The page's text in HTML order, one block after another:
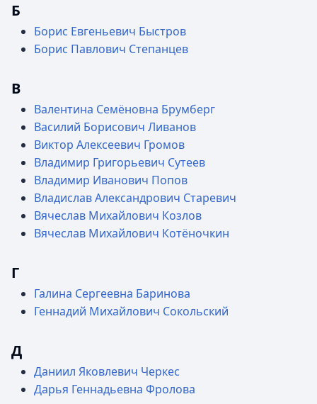
Б
Борис Евгеньевич Быстров
Борис Павлович Степанцев
В
Валентина Семёновна Брумберг
Василий Борисович Ливанов
Виктор Алексеевич Громов
Владимир Григорьевич Сутеев
Владимир Иванович Попов
Владислав Александрович Старевич
Вячеслав Михайлович Козлов
Вячеслав Михайлович Котёночкин
Г
Галина Сергеевна Баринова
Геннадий Михайлович Сокольский
Д
Даниил Яковлевич Черкес
Дарья Геннадьевна Фролова